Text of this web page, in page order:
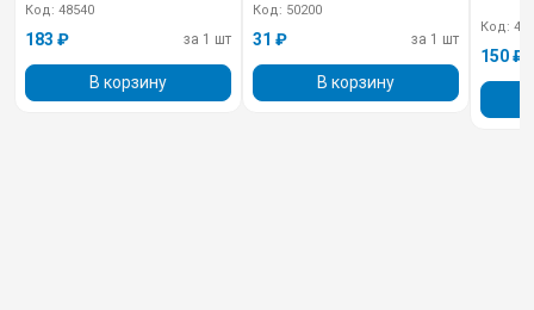
Код: 48540
183 ₽ за 1 шт
В корзину
Код: 50200
31 ₽ за 1 шт
В корзину
Код:
150 ₽